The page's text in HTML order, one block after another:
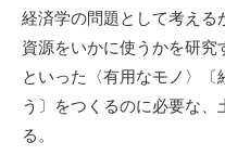
経済学の問題として考え
資源をいかに使うかを研
といった〈有用なモノ〉
う〕をつくるのに必要な
る。